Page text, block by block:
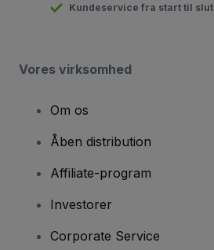
Kundeservice fra start til slut
Vores virksomhed
Om os
Åben distribution
Affiliate-program
Investorer
Corporate Service